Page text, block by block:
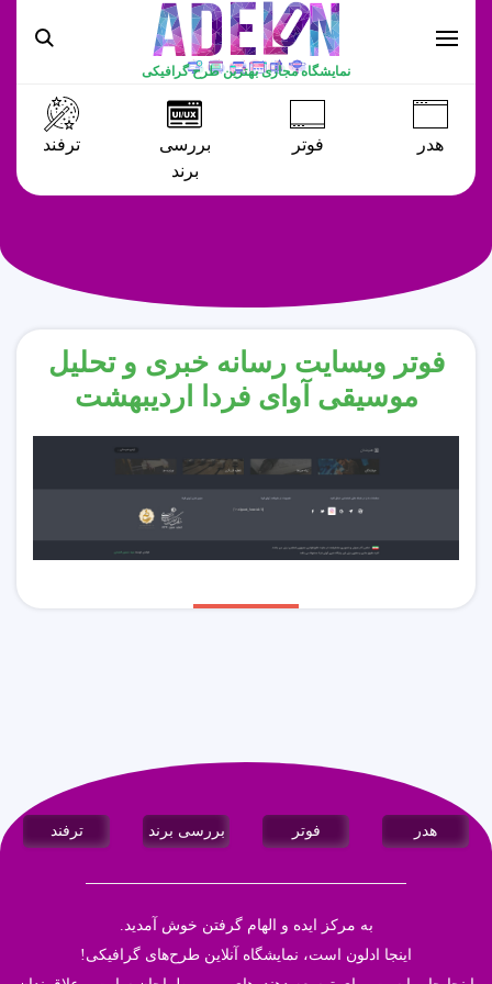
نمایشگاه مجازی بهترین طرح گرافیکی
هدر فوتر
بررسی
برند
ترفند
فوتر وبسایت رسانه خبری و تحلیل
موسیقی آوای فردا اردیبهشت
هدر فوتر بررسی برند ترفند
به مرکز ایده و الهام گرفتن خوش آمدید.
اینجا ادلون است، نمایشگاه آنلاین طرح‌های گرافیکی!